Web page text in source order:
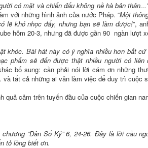
có mặt và chiến đấu không nề hà bản thân...
với những hình ảnh của nước Pháp. “Một
lẽ khó nhọc đấy, nhưng bạn sẽ làm được!”,
hôm 20-3, nhưng đã được gần 90 ngàn lượt
khóc. Bài hát này có ý nghĩa nhiều hơn bất
phẩm sẽ đến được thật nhiều người có liên
bổ sung: cần phải nói lời cám ơn những
và tất cả những ai vẫn làm việc để duy trì cuộc
quả cảm trên tuyến đầu của cuộc chiến gian
“Dân Số Ký” 6, 24-26. Đây là lời cầu
tỏ lòng biết ơn.